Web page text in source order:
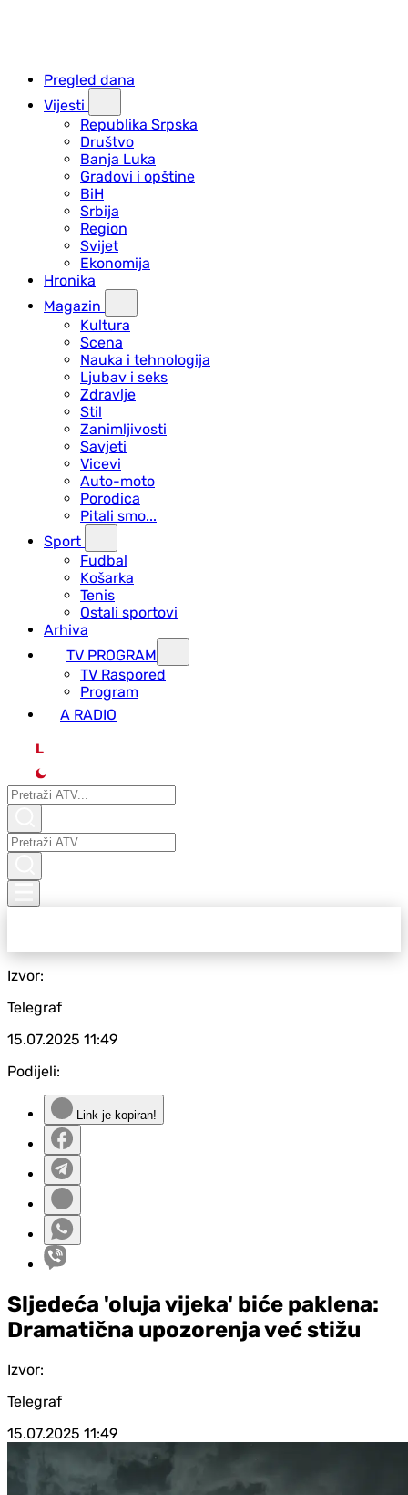
Pregled dana
Vijesti
Republika Srpska
Društvo
Banja Luka
Gradovi i opštine
BiH
Srbija
Region
Svijet
Ekonomija
Hronika
Magazin
Kultura
Scena
Nauka i tehnologija
Ljubav i seks
Zdravlje
Stil
Zanimljivosti
Savjeti
Vicevi
Auto-moto
Porodica
Pitali smo...
Sport
Fudbal
Košarka
Tenis
Ostali sportovi
Arhiva
TV PROGRAM
ТV Raspored
Program
A RADIO
L
Izvor:
Telegraf
15.07.2025 11:49
Podijeli:
Link je kopiran!
Sljedeća 'oluja vijeka' biće paklena:
Dramatična upozorenja već stižu
Izvor:
Telegraf
15.07.2025 11:49